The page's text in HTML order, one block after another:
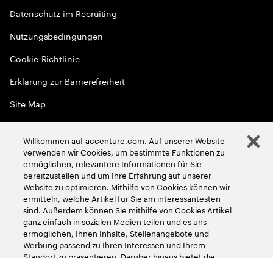
Datenschutz im Recruiting
Nutzungsbedingungen
Cookie-Richtlinie
Erklärung zur Barrierefreiheit
Site Map
Globale Meritokratie
2026Accenture. Alle Rechte vorbehalten
Willkommen auf accenture.com. Auf unserer Website
verwenden wir Cookies, um bestimmte Funktionen zu
ermöglichen, relevantere Informationen für Sie
bereitzustellen und um Ihre Erfahrung auf unserer
Website zu optimieren. Mithilfe von Cookies können wir
ermitteln, welche Artikel für Sie am interessantesten
sind. Außerdem können Sie mithilfe von Cookies Artikel
ganz einfach in sozialen Medien teilen und es uns
ermöglichen, Ihnen Inhalte, Stellenangebote und
Werbung passend zu Ihren Interessen und Ihrem
Standort zu präsentieren. Darüber hinaus bietet die